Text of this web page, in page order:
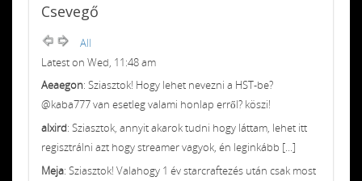
Csevegő
All
Latest on Wed, 11:48 am
Aeaegon: Sziasztok! Hogy lehet nevezni a HST-be?
@kaba777 van esetleg valami honlap erről? köszi!
alxird: Sziasztok, annyit akarok tudni hogy láttam, lehet itt
regisztrálni azt hogy streamer vagyok, én leginkább [...]
Meja: Sziasztok! Valahogy 1 év starcraftezés után csak most